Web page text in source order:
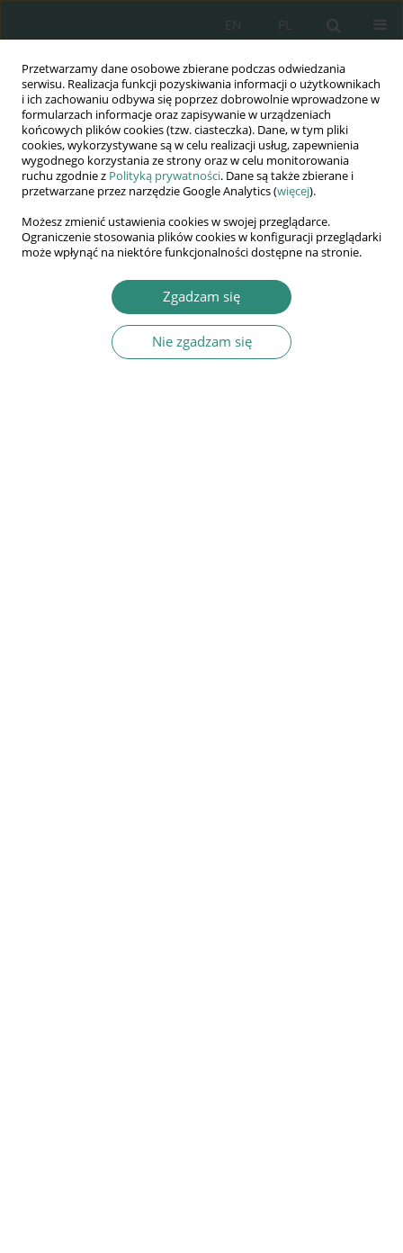
Przetwarzamy dane osobowe zbierane podczas odwiedzania
serwisu. Realizacja funkcji pozyskiwania informacji o użytkownikach
i ich zachowaniu odbywa się poprzez dobrowolnie wprowadzone w
formularzach informacje oraz zapisywanie w urządzeniach
końcowych plików cookies (tzw. ciasteczka). Dane, w tym pliki
cookies, wykorzystywane są w celu realizacji usług, zapewnienia
wygodnego korzystania ze strony oraz w celu monitorowania
ruchu zgodnie z Polityką prywatności. Dane są także zbierane i
przetwarzane przez narzędzie Google Analytics (więcej).
Możesz zmienić ustawienia cookies w swojej przeglądarce.
Ograniczenie stosowania plików cookies w konfiguracji przeglądarki
może wpłynąć na niektóre funkcjonalności dostępne na stronie.
Zgadzam się
Nie zgadzam się
PL
EN
Wydawnictwo
AWSGE
Akademia Nauk Stosowanych
WSGE
im. Alcide De Gasperi
Małgorzata Andrzejczak-